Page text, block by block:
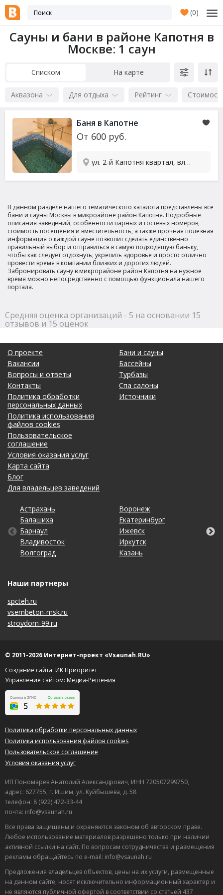
(0)
Сауны и бани в районе Капотня в
Москве: 1 саун
Списком На карте
Аквазона Для отдыха Рейтинг
Баня в Капотне
От 600 руб.
ул. 2-й Капотня квартал, вл33 ст2
В данном разделе нашего тематического каталога представлены все
бани и сауны Москвы в микроайоне район Капотня. Подробные
описания заведений, особенности парных и гостевых номеров,
стоимость посещения и вместительность, а также прочная полезная
информация о каждой сауне позволит сделать единственно
правильный выбор и отправиться в самую подходящую баньку,
чтобы как следует отдохнуть, укрепить здоровье и просто отлично
провести время в компании близких и дорогих людей.
Забронировать сауну в микрорайоне район Капотня на нужное
время можно непосредственно с помощью функционала нашего
портала.
Средняя оценка организаций - 5 на основании 15
отзывов и 15 оценок
О проекте
Вакансии
Вопросы и ответы
Контакты
Политика обработки
персональных данных
Политика использования
файлов cookies
Пользовательское
соглашение
Условия оказания услуг
Карта сайта
Блог
Для владельцев заведений
Бани и сауны
Бассейны
Турбазы
Спа салоны
Источники
Астрахань
Балашиха
Барнаул
Владивосток
Волгоград
Воронеж
Екатеринбург
Ижевск
Иркутск
Казань
Калининград
Кемерово
Киров
Краснодар
Красноярск
Липецк
Махачкала
Набережные Челны
Нижний Новгород
Новосибирск
Омск
Оренбург
Пенза
Пермь
Ростов-на-Дону
Рязань
Самара
Санкт-Петербург
Саратов
Ставрополь
Тольятти
Томск
Тула
Тюмень
Ульяновск
Уфа
Хабаровск
Чебоксары
Челябинск
Ярославль
Наши партнеры
spcteh.ru
vsembeton-msk.ru
stroydom-99.ru
© 2011-2026 Интернет-проект «Vsaunah.RU»
Создание сайта: ИК Приоритет
Управление сайтом: Медиа-Решения
Политика обработки персональных данных
Политика использования файлов cookies
Пользовательское соглашение
Условия оказания услуг
ИП Пономарев Анатолий Александрович, ИНН 720507299750,
адрес: 627755, г. Ишим, ул. Куйбышева, д. 58
телефон: 8 (922) 472-33-44
почта: info@vsaunah.ru
Все права защищены и охраняются законом об авторском праве.
Любое использование материалов разрешено только при наличии
активной ссылки на сайт. По вопросам сотрудничества и размещения
рекламы обращайтесь по e-mail: info@vsaunah.ru
Предложения владельцев объектов, цены на их услуги, размещенные
на данном сайте, носят исключительно информационный характер и
не являются публичной офертой в соответствии со статьей 437